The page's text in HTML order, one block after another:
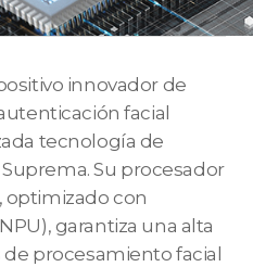
innovador de
facial
tecnología de
Su procesador
optimizado con
garantiza una alta
procesamiento facial